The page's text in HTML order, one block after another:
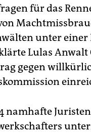
für das
unter einer
Lulas
gegen
namhafte